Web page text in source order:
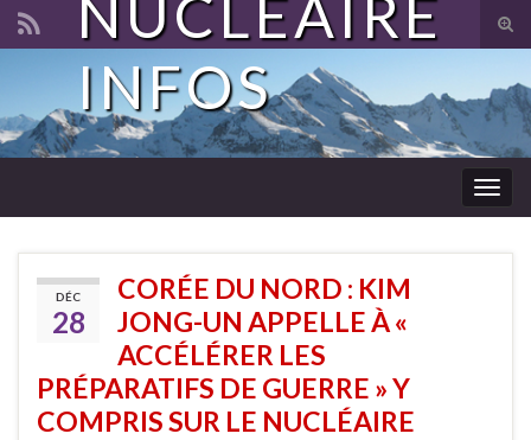
Search for:
NUCLÉAIRE
INFOS
DÉC
28
CORÉE DU NORD : KIM
JONG-UN APPELLE À «
ACCÉLÉRER LES
PRÉPARATIFS DE GUERRE » Y
COMPRIS SUR LE NUCLÉAIRE